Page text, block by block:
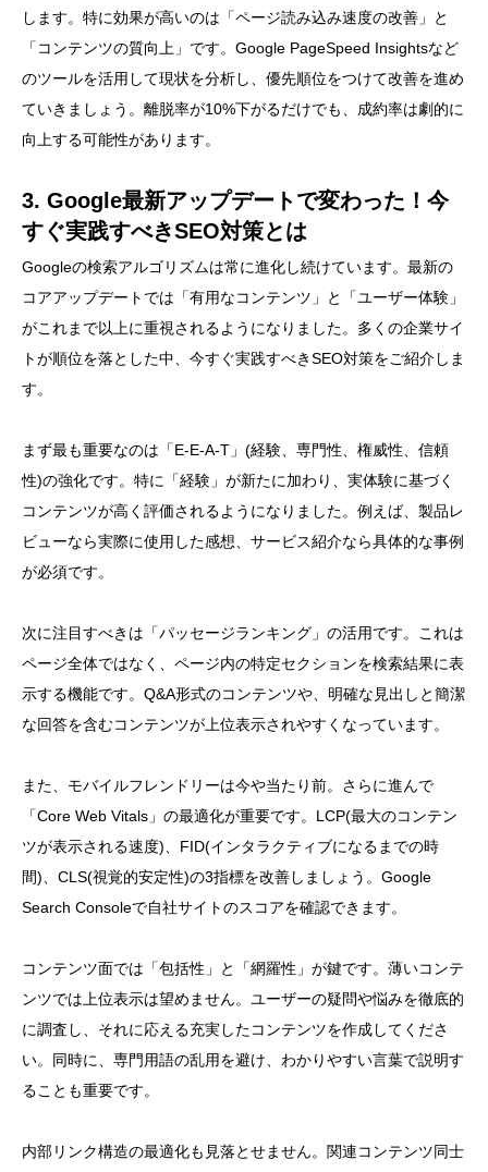
します。特に効果が高いのは「ページ読み込み速度の改善」と
「コンテンツの質向上」です。Google PageSpeed Insightsなど
のツールを活用して現状を分析し、優先順位をつけて改善を進め
ていきましょう。離脱率が10%下がるだけでも、成約率は劇的に
向上する可能性があります。
3. Google最新アップデートで変わった！今
すぐ実践すべきSEO対策とは
Googleの検索アルゴリズムは常に進化し続けています。最新の
コアアップデートでは「有用なコンテンツ」と「ユーザー体験」
がこれまで以上に重視されるようになりました。多くの企業サイ
トが順位を落とした中、今すぐ実践すべきSEO対策をご紹介しま
す。
まず最も重要なのは「E-E-A-T」(経験、専門性、権威性、信頼
性)の強化です。特に「経験」が新たに加わり、実体験に基づく
コンテンツが高く評価されるようになりました。例えば、製品レ
ビューなら実際に使用した感想、サービス紹介なら具体的な事例
が必須です。
次に注目すべきは「パッセージランキング」の活用です。これは
ページ全体ではなく、ページ内の特定セクションを検索結果に表
示する機能です。Q&A形式のコンテンツや、明確な見出しと簡潔
な回答を含むコンテンツが上位表示されやすくなっています。
また、モバイルフレンドリーは今や当たり前。さらに進んで
「Core Web Vitals」の最適化が重要です。LCP(最大のコンテン
ツが表示される速度)、FID(インタラクティブになるまでの時
間)、CLS(視覚的安定性)の3指標を改善しましょう。Google
Search Consoleで自社サイトのスコアを確認できます。
コンテンツ面では「包括性」と「網羅性」が鍵です。薄いコンテ
ンツでは上位表示は望めません。ユーザーの疑問や悩みを徹底的
に調査し、それに応える充実したコンテンツを作成してくださ
い。同時に、専門用語の乱用を避け、わかりやすい言葉で説明す
ることも重要です。
内部リンク構造の最適化も見落とせません。関連コンテンツ同士